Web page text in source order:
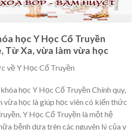
học Y Học Cổ Truyền
Từ Xa, vừa làm vừa học
về Y Học Cổ Truyền
học Y Học Cổ Truyền Chính quy,
vừa học là giúp học viên có kiến thức
Y Học Cổ Truyền là một hệ
bệnh dựa trên các nguyên lý của y